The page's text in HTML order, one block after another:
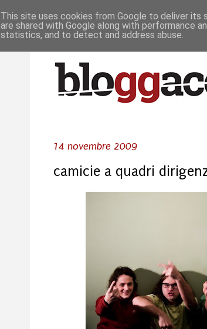
14 novembre 2009
camicie a quadri
This site uses cookies from Google to deliver its
are shared with Google along with performance
statistics, and to detect and address abuse.